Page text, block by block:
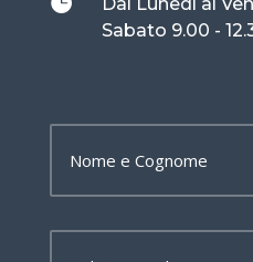
Dal Lunedì al
Sabato 9.00 -